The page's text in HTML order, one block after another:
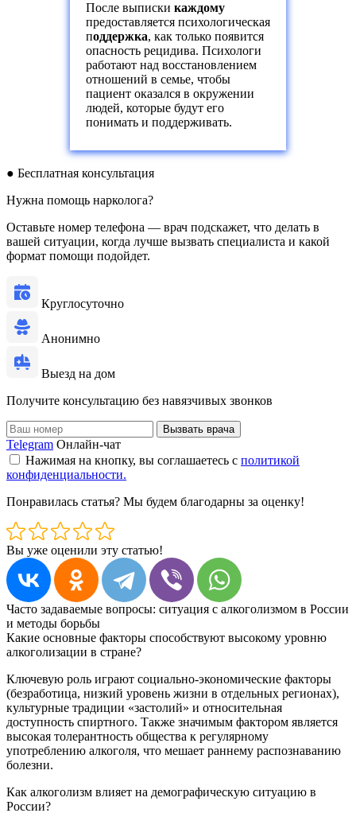
После выписки каждому
предоставляется психологическая
поддержка, как только появится
опасность рецидива. Психологи
работают над восстановлением
отношений в семье, чтобы
пациент оказался в окружении
людей, которые будут его
понимать и поддерживать.
● Бесплатная консультация
Нужна помощь нарколога?
Оставьте номер телефона — врач подскажет, что делать в
вашей ситуации, когда лучше вызвать специалиста и какой
формат помощи подойдет.
Круглосуточно
Анонимно
Выезд на дом
Получите консультацию без навязчивых звонков
Вызвать врача
Telegram Онлайн-чат
Нажимая на кнопку, вы соглашаетесь с политикой
конфиденциальности.
Понравилась статья? Мы будем благодарны за оценку!
Вы уже оценили эту статью!
Часто задаваемые вопросы: ситуация с алкоголизмом в России
и методы борьбы
Какие основные факторы способствуют высокому уровню
алкоголизации в стране?
Ключевую роль играют социально-экономические факторы
(безработица, низкий уровень жизни в отдельных регионах),
культурные традиции «застолий» и относительная
доступность спиртного. Также значимым фактором является
высокая толерантность общества к регулярному
употреблению алкоголя, что мешает раннему распознаванию
болезни.
Как алкоголизм влияет на демографическую ситуацию в
России?